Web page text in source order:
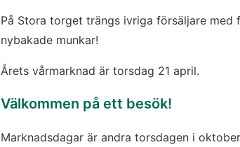
På Stora torget trängs ivriga försäljare med
nybakade munkar!
Årets vårmarknad är torsdag 21 april.
Välkommen på ett besök!
Marknadsdagar är andra torsdagen i